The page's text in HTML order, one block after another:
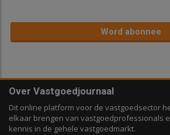
Word abonnee
Over Vastgoedjournaal
Dit online platform voor de vastgoedsector
elkaar brengen van vastgoedprofessionals
kennis in de gehele vastgoedmarkt.